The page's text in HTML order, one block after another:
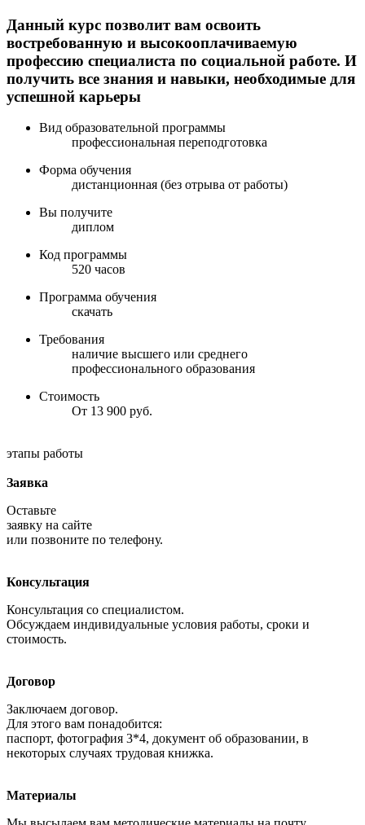
Данный курс позволит вам освоить
востребованную и высокооплачиваемую
профессию специалиста по социальной работе. И
получить все знания и навыки, необходимые для
успешной карьеры
Вид образовательной программы
профессиональная переподготовка
Форма обучения
дистанционная (без отрыва от работы)
Вы получите
диплом
Код программы
520 часов
Программа обучения
скачать
Требования
наличие высшего или среднего
профессионального образования
Стоимость
От 13 900 руб.
этапы работы
Заявка
Оставьте
заявку на сайте
или позвоните по телефону.
Консультация
Консультация со специалистом.
Обсуждаем индивидуальные условия работы, сроки и
стоимость.
Договор
Заключаем договор.
Для этого вам понадобится:
паспорт, фотография 3*4, документ об образовании, в
некоторых случаях трудовая книжка.
Материалы